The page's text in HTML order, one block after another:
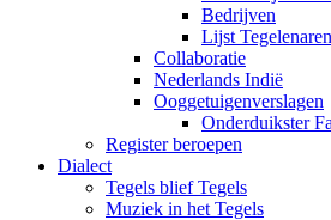
Bedrijven
Lijst
Collaboratie
Nederlands Indië
Ooggetuigenverslagen
Onderduikster
Register beroepen
Dialect
Tegels blief Tegels
Muziek in het Tegels